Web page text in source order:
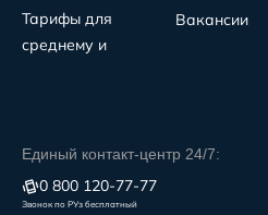
Тарифы для
среднему и
Вакансии
Единый контакт-центр 24/7:
0 800 120-77-77
Звонок по РУз бесплатный